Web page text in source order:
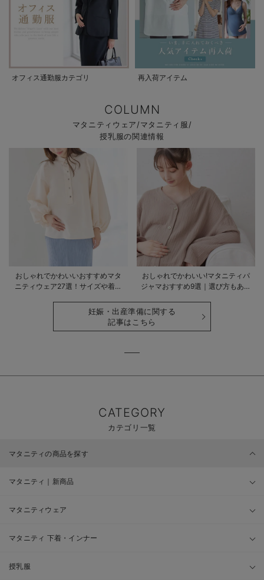
オフィス通勤服カテゴリ 再入荷アイテム
COLUMN
マタニティウェア/マタニティ服/
授乳服の関連情報
おしゃれでかわいいおすすめマタ
ニティウェア27選！サイズや着る
おしゃれでかわいい!マタニティパ
ジャマおすすめ9選｜選び方もあわ
妊娠・出産準備に関する
記事はこちら
CATEGORY
カテゴリ一覧
マタニティの商品を探す
マタニティ｜新商品
マタニティウェア
マタニティ 下着・インナー
授乳服